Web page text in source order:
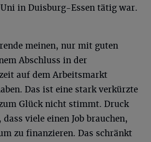
in Duisburg-Essen tätig war.
meinen, nur mit guten
Abschluss in der
auf dem Arbeitsmarkt
Das ist eine stark verkürzte
Glück nicht stimmt. Druck
viele einen Job brauchen,
zu finanzieren. Das schränkt